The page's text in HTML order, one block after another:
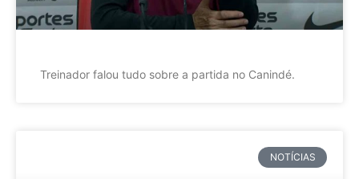
Treinador falou tudo sobre a partida no Canindé.
NOTÍCIAS